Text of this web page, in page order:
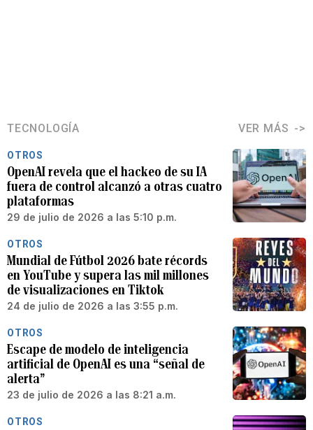
TECNOLOGÍA VER MÁS
OTROS
OpenAI revela que el hackeo de su IA
fuera de control alcanzó a otras cuatro
plataformas
29 de julio de 2026 a las 5:10 p.m.
OTROS
Mundial de Fútbol 2026 bate récords
en YouTube y supera las mil millones
de visualizaciones en Tiktok
24 de julio de 2026 a las 3:55 p.m.
OTROS
Escape de modelo de inteligencia
artificial de OpenAI es una “señal de
alerta”
23 de julio de 2026 a las 8:21 a.m.
OTROS